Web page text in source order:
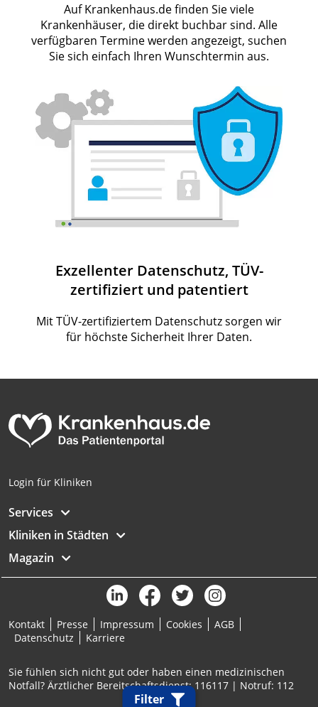
Filter
Auf Krankenhaus.de finden Sie viele
Krankenhäuser, die direkt buchbar sind. Alle
verfügbaren Termine werden angezeigt, suchen
Sie sich einfach Ihren Wunschtermin aus.
Exzellenter Datenschutz, TÜV-
zertifiziert und patentiert
Mit TÜV-zertifiziertem Datenschutz sorgen wir
für höchste Sicherheit Ihrer Daten.
Login für Kliniken
Services
Kliniken in Städten
Magazin
Kontakt Presse Impressum Cookies
AGB
Datenschutz
Karriere
Sie fühlen sich nicht gut oder haben einen medizinischen
Notfall? Ärztlicher Bereitschaftsdienst: 116117 | Notruf: 112